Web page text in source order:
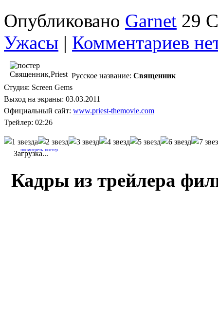
Опубликовано Garnet 29
Ужасы | Комментариев
Русское название: Священник
Студия: Screen Gems
Выход на экраны: 03.03.2011
Официальный сайт: www.priest-themovie.com
Трейлер: 02:26
Загрузка...
посмотреть постер
Кадры из трейлера